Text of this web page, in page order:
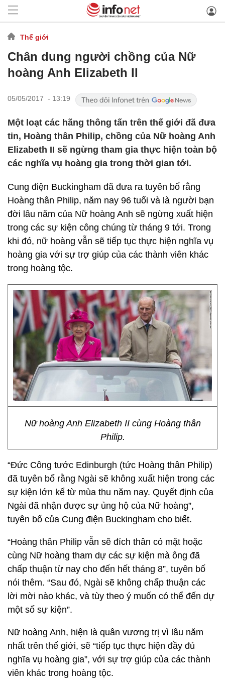
Thế giới
Chân dung người chồng của Nữ
hoàng Anh Elizabeth II
05/05/2017 - 13:19
Một loạt các hãng thông tấn trên thế giới đã đưa
tin, Hoàng thân Philip, chồng của Nữ hoàng Anh
Elizabeth II sẽ ngừng tham gia thực hiện toàn bộ
các nghĩa vụ hoàng gia trong thời gian tới.
Cung điện Buckingham đã đưa ra tuyên bố rằng
Hoàng thân Philip, năm nay 96 tuổi và là người bạn
đời lâu năm của Nữ hoàng Anh sẽ ngừng xuất hiện
trong các sự kiện công chúng từ tháng 9 tới. Trong
khi đó, nữ hoàng vẫn sẽ tiếp tục thực hiện nghĩa vụ
hoàng gia với sự trợ giúp của các thành viên khác
trong hoàng tộc.
Nữ hoàng Anh Elizabeth II cùng Hoàng thân
Philip.
“Đức Công tước Edinburgh (tức Hoàng thân Philip)
đã tuyên bố rằng Ngài sẽ không xuất hiện trong các
sự kiện lớn kể từ mùa thu năm nay. Quyết định của
Ngài đã nhận được sự ủng hộ của Nữ hoàng”,
tuyên bố của Cung điện Buckingham cho biết.
“Hoàng thân Philip vẫn sẽ đích thân có mặt hoặc
cùng Nữ hoàng tham dự các sự kiện mà ông đã
chấp thuận từ nay cho đến hết tháng 8”, tuyên bố
nói thêm. “Sau đó, Ngài sẽ không chấp thuận các
lời mời nào khác, và tùy theo ý muốn có thể đến dự
một số sự kiện”.
Nữ hoàng Anh, hiện là quân vương trị vì lâu năm
nhất trên thế giới, sẽ “tiếp tục thực hiện đầy đủ
nghĩa vụ hoàng gia”, với sự trợ giúp của các thành
viên khác trong hoàng tộc.